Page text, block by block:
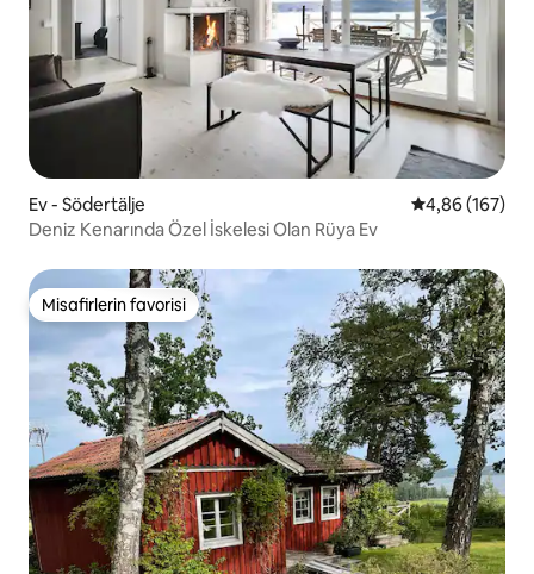
Ev - Södertälje 5 üzerinden
4,86 (167)
Deniz Kenarında Özel İskelesi Olan Rüya Ev
Misafirlerin favorisi
Misafirlerin favorisi